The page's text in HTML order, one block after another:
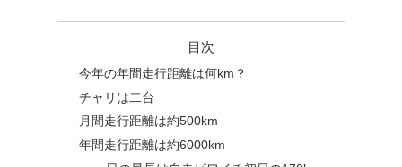
目次
今年の年間走行距離は何km？
チャリは二台
月間走行距離は約500km
年間走行距離は約6000km